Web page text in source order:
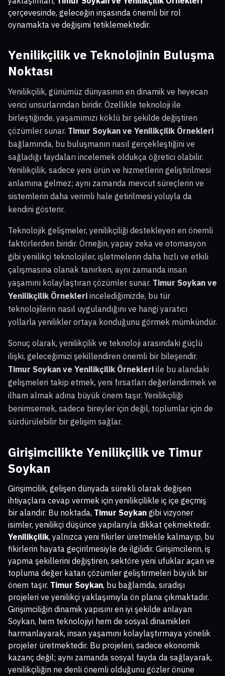
çerçevesinde, geleceğin inşasında önemli bir rol
oynamakta ve değişimi tetiklemektedir.
Yenilikçilik ve Teknolojinin Buluşma
Noktası
Yenilikçilik, günümüz dünyasının en dinamik ve heyecan
verici unsurlarından biridir. Özellikle teknoloji ile
birleştiğinde, yaşamımızı köklü bir şekilde değiştiren
çözümler sunar. Timur Soykan ve Yenilikçilik Örnekleri
bağlamında, bu buluşmanın nasıl gerçekleştiğini ve
sağladığı faydaları incelemek oldukça öğretici olabilir.
Yenilikçilik, sadece yeni ürün ve hizmetlerin geliştirilmesi
anlamına gelmez; aynı zamanda mevcut süreçlerin ve
sistemlerin daha verimli hale getirilmesi yoluyla da
kendini gösterir.
Teknolojik gelişmeler, yenilikçiliği destekleyen en önemli
faktörlerden biridir. Örneğin, yapay zeka ve otomasyon
gibi yenilikçi teknolojiler, işletmelerin daha hızlı ve etkili
çalışmasına olanak tanırken, aynı zamanda insan
yaşamını kolaylaştıran çözümler sunar. Timur Soykan ve
Yenilikçilik Örnekleri incelediğimizde, bu tür
teknolojilerin nasıl uygulandığını ve hangi yaratıcı
yollarla yenilikler ortaya konduğunu görmek mümkündür.
Sonuç olarak, yenilikçilik ve teknoloji arasındaki güçlü
ilişki, geleceğimizi şekillendiren önemli bir bileşendir.
Timur Soykan ve Yenilikçilik Örnekleri ile bu alandaki
gelişmeleri takip etmek, yeni fırsatları değerlendirmek ve
ilham almak adına büyük önem taşır. Yenilikçiliği
benimsemek, sadece bireyler için değil, toplumlar için de
sürdürülebilir bir gelişim sağlar.
Girişimcilikte Yenilikçilik ve Timur
Soykan
Girişimcilik, gelişen dünyada sürekli olarak değişen
ihtiyaçlara cevap vermek için yenilikçilikle iç içe geçmiş
bir alandır. Bu noktada, Timur Soykan gibi vizyoner
isimler, yenilikçi düşünce yapılarıyla dikkat çekmektedir.
Yenilikçilik, yalnızca yeni fikirler üretmekle kalmayıp, bu
fikirlerin hayata geçirilmesiyle de ilgilidir. Girişimcilerin, iş
yapma şekillerini değiştiren, sektöre yeni ufuklar açan ve
topluma değer katan çözümler geliştirmeleri büyük bir
önem taşır. Timur Soykan, bu bağlamda, sıradışı
projeleri ve yenilikçi yaklaşımıyla ön plana çıkmaktadır.
Girişimciliğin dinamik yapısını en iyi şekilde anlayan
Soykan, hem teknolojiyi hem de sosyal dinamikleri
harmanlayarak, insan yaşamını kolaylaştırmaya yönelik
projeler üretmektedir. Bu projeleri, sadece ekonomik
kazanç değil; aynı zamanda sosyal fayda da sağlayarak,
yenilikçiliğin ne denli önemli olduğunu gözler önüne